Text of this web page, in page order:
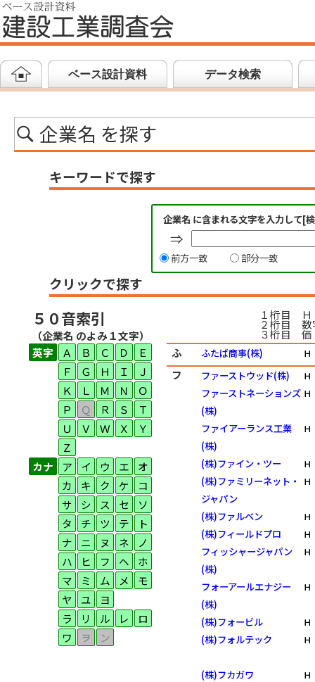
ベース設計資料 データ検索
企業名 を探す
キーワードで探す
企業名 に含まれる文字を入力して[
⇒
前方一致 部分一致
クリックで探す
５０音索引
（企業名 のよみ１文字）
英字
Ａ Ｂ Ｃ Ｄ
Ｅ
Ｆ
Ｇ Ｈ Ｉ
Ｊ
Ｋ
Ｌ Ｍ Ｎ
Ｏ
Ｐ
Ｑ Ｒ Ｓ
Ｔ
Ｕ
Ｖ Ｗ Ｘ
Ｙ
Ｚ
カナ
ア イ ウ エ
オ
カ
キ ク ケ
コ
サ
シ ス セ
ソ
タ
チ ツ テ
ト
ナ
ニ ヌ ネ
ノ
ハ
ヒ フ ヘ
ホ
マ
ミ ム メ
モ
ヤ
ユ
ヨ
ラ
リ ル レ
ロ
ワ
ヲ ン
１桁目 Ｈ
２桁目 数
３桁目 価
ふ
ふたば商事(株) Ｈ
フ ファーストウッド(株) Ｈ
ファーストネーションズ
(株)
Ｈ
ファイアーランス工業
(株)
Ｈ
(株)ファイン・ツー Ｈ
(株)ファミリーネット・
ジャパン
Ｈ
(株)ファルベン Ｈ
(株)フィールドプロ Ｈ
フィッシャージャパン
(株)
Ｈ
フォーアールエナジー
(株)
Ｈ
(株)フォービル Ｈ
(株)フォルテック Ｈ
(株)フカガワ Ｈ